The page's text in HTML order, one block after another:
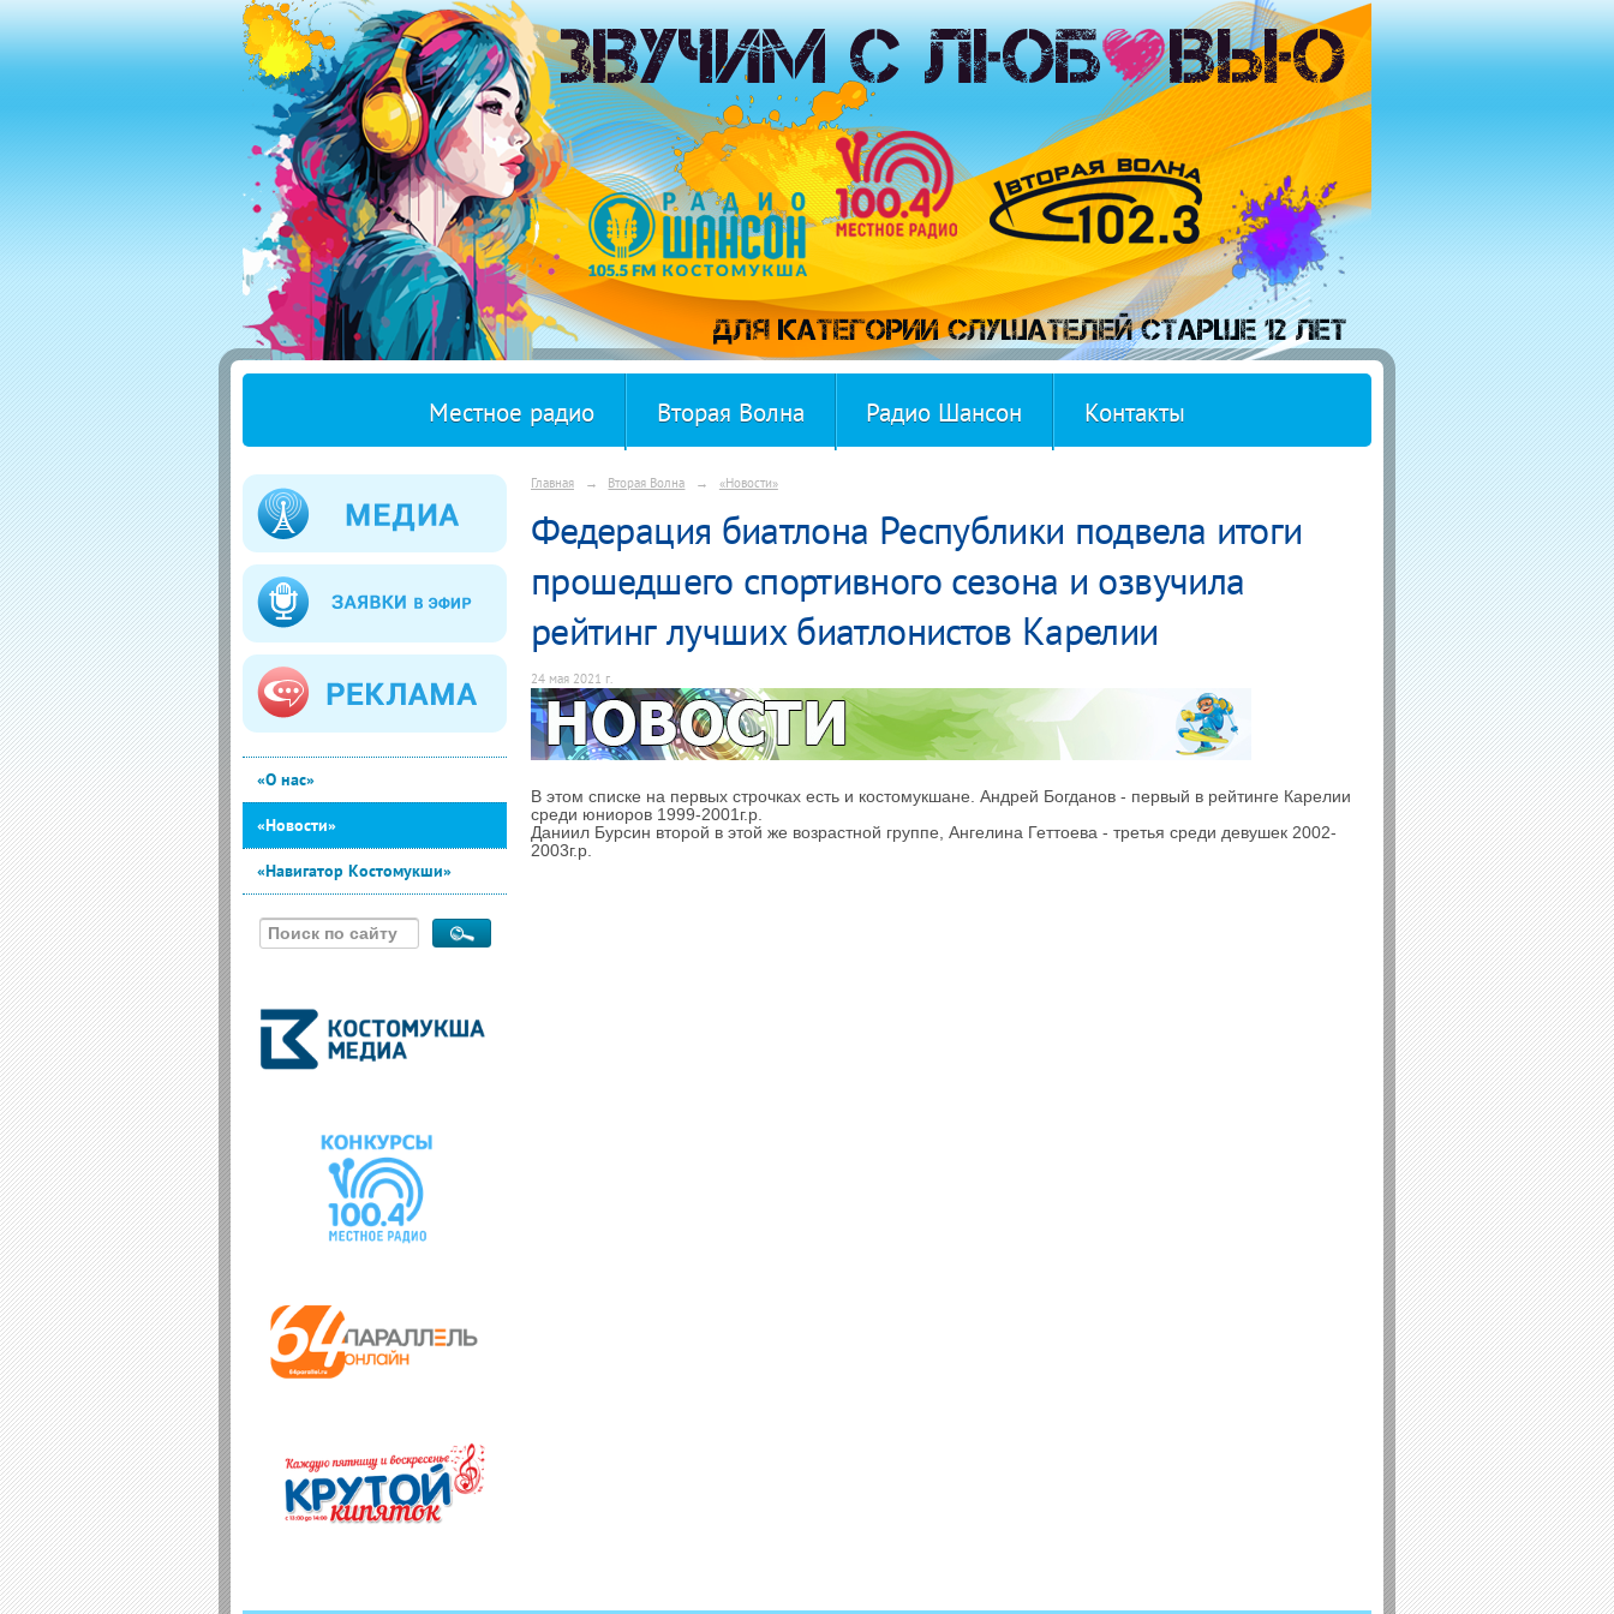
Местное радио Вторая Волна Радио Шансон Контакты
«О нас»
«Новости»
«Навигатор Костомукши»
Главная → Вторая Волна → «Новости»
Федерация биатлона Республики подвела итоги
прошедшего спортивного сезона и озвучила
рейтинг лучших биатлонистов Карелии
24 мая 2021 г.
В этом списке на первых строчках есть и костомукшане. Андрей Богданов - первый в рейтинге Карелии
среди юниоров 1999-2001г.р.
Даниил Бурсин второй в этой же возрастной группе, Ангелина Геттоева - третья среди девушек 2002-
2003г.р.